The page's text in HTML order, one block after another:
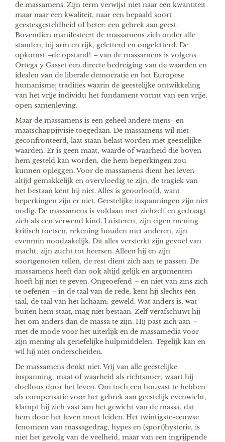
de massamens. Zijn term verwijst niet naar een kwantiteit
maar naar een kwaliteit, naar een bepaald soort
geestesgesteldheid of beter: een gebrek aan geest.
Bovendien manifesteert de massamens zich onder alle
standen, bij arm en rijk, geletterd en ongeletterd. De
opkomst –de opstand! –van de massamens is volgens
Ortega y Gasset een directe bedreiging van de waarden en
idealen van de liberale democratie en het Europese
humanisme; tradities waarin de geestelijke ontwikkeling
van het vrije individu het fundament vormt van een vrije,
open samenleving.
Maar de massamens is een geheel andere mens- en
maatschappijvisie toegedaan. De massamens wil niet
geconfronteerd, laat staan belast worden met geestelijke
waarden. Er is geen maat, waarde of waarheid die boven
hem gesteld kan worden, die hem beperkingen zou
kunnen opleggen. Voor de massamens dient het leven
altijd gemakkelijk en overvloedig te zijn, de tragiek van
het bestaan kent hij niet. Alles is geoorloofd, want
beperkingen zijn er niet. Geestelijke inspanningen zijn niet
nodig. De massamens is voldaan met zichzelf en gedraagt
zich als een verwend kind. Luisteren, zijn eigen mening
kritisch toetsen, rekening houden met anderen, zijn
evenmin noodzakelijk. Dit alles versterkt zijn gevoel van
macht, zijn zucht tot heersen. Alleen hij en zijn
soortgenoten tellen, de rest dient zich aan te passen. De
massamens heeft dan ook altijd gelijk en argumenten
hoeft hij niet te geven. Ongeoefend –en niet van zins zich
te oefenen –in de taal van de rede, kent hij slechts één
taal, de taal van het lichaam: geweld. Wat anders is, wat
buiten hem staat, mag niet bestaan. Zelf verafschuwt hij
het om anders dan de massa te zijn. Hij past zich aan –
met de mode voor het uiterlijk en de massamedia voor
zijn mening als geriefelijke hulpmiddelen. Tegelijk kan en
wil hij niet onderscheiden.
De massamens denkt niet. Vrij van alle geestelijke
inspanning, maat of waarheid als richtsnoer, waart hij
doelloos door het leven. Om toch een houvast te hebben
als compensatie voor het gebrek aan geestelijk evenwicht,
klampt hij zich vast aan het gewicht van de massa, dat
hem door het leven moet leiden. Het twintigste-eeuwse
fenomeen van massagedrag, hypes en (sport)hysterie, is
niet het gevolg van de veelheid, maar van een ingrijpende